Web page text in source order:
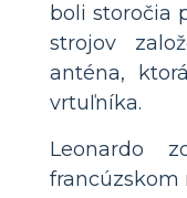
boli storočia
strojov
anténa,
vrtuľníka.
Leonardo
francúzskom